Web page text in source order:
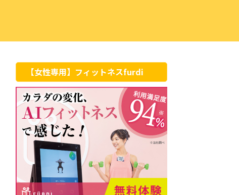
【女性専用】フィットネスfurdi